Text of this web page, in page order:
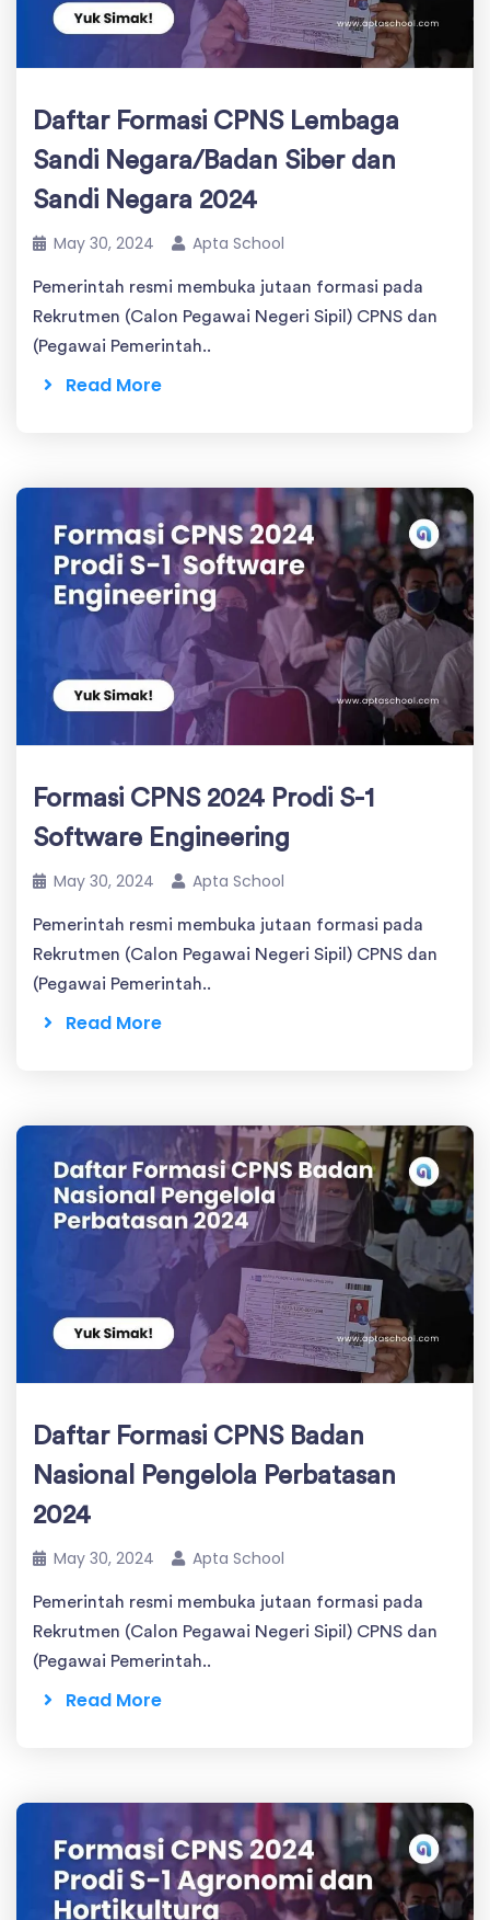
Daftar Formasi CPNS Lembaga
Sandi Negara/Badan Siber dan
Sandi Negara 2024
May 30, 2024 Apta School
Pemerintah resmi membuka jutaan formasi pada
Rekrutmen (Calon Pegawai Negeri Sipil) CPNS dan
(Pegawai Pemerintah..
Read More
Formasi CPNS 2024 Prodi S-1
Software Engineering
May 30, 2024 Apta School
Pemerintah resmi membuka jutaan formasi pada
Rekrutmen (Calon Pegawai Negeri Sipil) CPNS dan
(Pegawai Pemerintah..
Read More
Daftar Formasi CPNS Badan
Nasional Pengelola Perbatasan
2024
May 30, 2024 Apta School
Pemerintah resmi membuka jutaan formasi pada
Rekrutmen (Calon Pegawai Negeri Sipil) CPNS dan
(Pegawai Pemerintah..
Read More